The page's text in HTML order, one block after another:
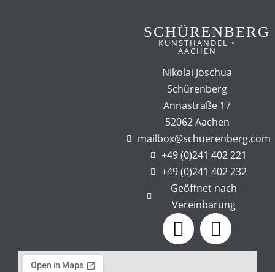
SCHÜRENBERG
KUNSTHANDEL •
AACHEN
Nikolai Joschua
Schürenberg
Annastraße 17
52062 Aachen
mailbox@schuerenberg.com
+49 (0)241 402 221
+49 (0)241 402 232
Geöffnet nach
Vereinbarung